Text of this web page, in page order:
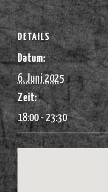
DETAILS
Datum:
6. Juni 2025
Zeit:
18:00 - 23:30